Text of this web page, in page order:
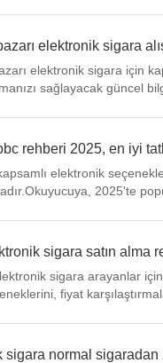
elektronik sigara
elektronik sigara için
sağlayacak güncel
rehberi 2025, en iyi
elektronik
2025'te
sigara satın alma
sigara arayanlar
fiyat
sigara normal sigaradan